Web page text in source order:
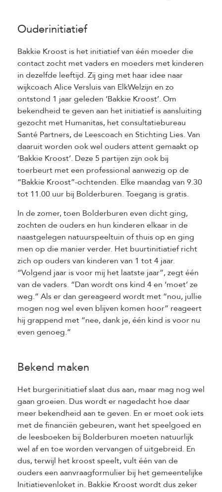
Ouderinitiatief
Bakkie Kroost is het initiatief van één moeder die
contact zocht met vaders en moeders met kinderen
in dezelfde leeftijd. Zij ging met haar idee naar
wijkcoach Alice Versluis van ElkWelzijn en zo
ontstond 1 jaar geleden ‘Bakkie Kroost’. Om
bekendheid te geven aan het initiatief is aansluiting
gezocht met Humanitas, het consultatiebureau
Santé Partners, de Leescoach en Stichting Lies. Van
daaruit worden ook wel ouders attent gemaakt op
‘Bakkie Kroost’. Deze 5 partijen zijn ook bij
toerbeurt met een professional aanwezig op de
“Bakkie Kroost”-ochtenden. Elke maandag van 9.30
tot 11.00 uur bij Bolderburen. Toegang is gratis.
In de zomer, toen Bolderburen even dicht ging,
zochten de ouders en hun kinderen elkaar in de
naastgelegen natuurspeeltuin of thuis op en ging
men op die manier verder. Het buurtinitiatief richt
zich op ouders van kinderen van 1 tot 4 jaar.
“Volgend jaar is voor mij het laatste jaar”, zegt één
van de vaders. “Dan wordt ons kind 4 en ‘moet’ ze
weg.” Als er dan gereageerd wordt met “nou, jullie
mogen nog wel even blijven komen hoor” reageert
hij grappend met “nee, dank je, één kind is voor nu
even genoeg.”
Bekend maken
Het burgerinitiatief slaat dus aan, maar mag nog wel
gaan groeien. Dus wordt er nagedacht hoe daar
meer bekendheid aan te geven. En er moet ook iets
met de financiën gebeuren, want het speelgoed en
de leesboeken bij Bolderburen moeten natuurlijk
wel af en toe worden vervangen of uitgebreid. En
dus, terwijl het kroost speelt, vult één van de
ouders een aanvraagformulier bij het gemeentelijke
Initiatievenloket in. Bakkie Kroost wordt dus zeker